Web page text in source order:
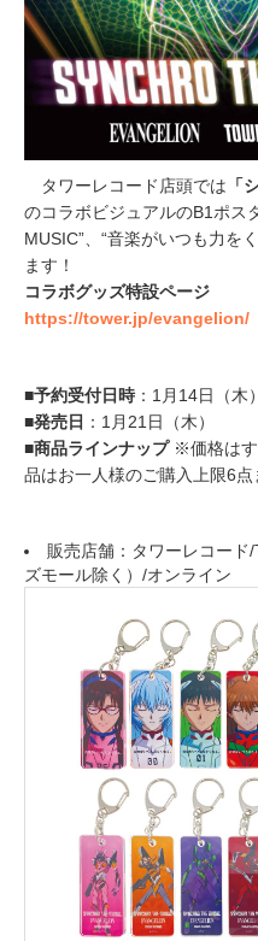
タワーレコード店頭では 「
のコラボビジュアルのB1ポス
MUSIC”、“音楽がいつも力を
ます！
コラボグッズ特設ページ
https://tower.jp/evangelion/
■予約受付日時 ：1月14日（木
■発売日 ：1月21日（木）
■商品ラインナップ※価格はす
品はお一人様のご購入上限6点
販売店舗：タワーレコード
ズモール除く）/オンライン